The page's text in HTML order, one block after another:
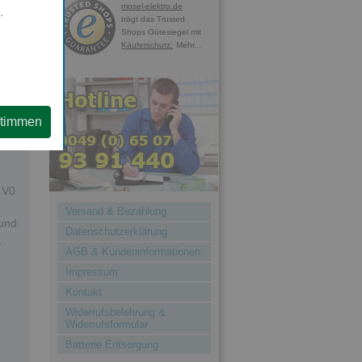
mosel-elektro.de
trägt das Trusted
Shops Gütesiegel mit
Käuferschutz.
Mehr...
Versand & Bezahlung
Datenschutzerklärung
AGB & Kundeninformationen
Impressum
Kontakt
Widerrufsbelehrung &
Widerrufsformular
Batterie Entsorgung